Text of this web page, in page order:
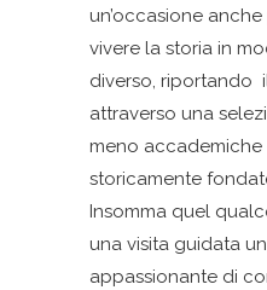
un’occasione
vivere la storia in
diverso, riportando
attraverso una
meno accademiche
storicamente
Insomma quel
una visita guidata
appassionante di